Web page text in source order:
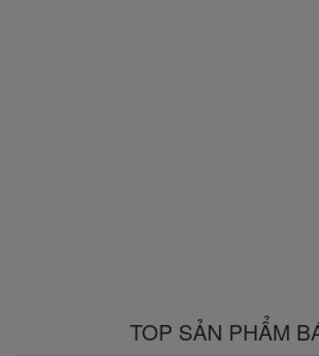
TOP SẢN PHẨM